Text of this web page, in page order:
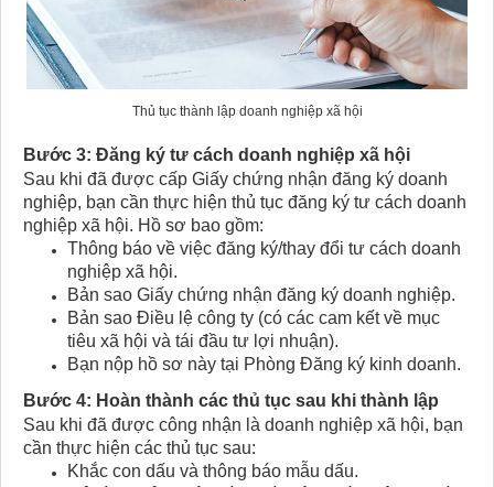
Thủ tục thành lập doanh nghiệp xã hội
Bước 3: Đăng ký tư cách doanh nghiệp xã hội
Sau khi đã được cấp Giấy chứng nhận đăng ký doanh
nghiệp, bạn cần thực hiện thủ tục đăng ký tư cách doanh
nghiệp xã hội. Hồ sơ bao gồm:
Thông báo về việc đăng ký/thay đổi tư cách doanh
nghiệp xã hội.
Bản sao Giấy chứng nhận đăng ký doanh nghiệp.
Bản sao Điều lệ công ty (có các cam kết về mục
tiêu xã hội và tái đầu tư lợi nhuận).
Bạn nộp hồ sơ này tại Phòng Đăng ký kinh doanh.
Bước 4: Hoàn thành các thủ tục sau khi thành lập
Sau khi đã được công nhận là doanh nghiệp xã hội, bạn
cần thực hiện các thủ tục sau:
Khắc con dấu và thông báo mẫu dấu.